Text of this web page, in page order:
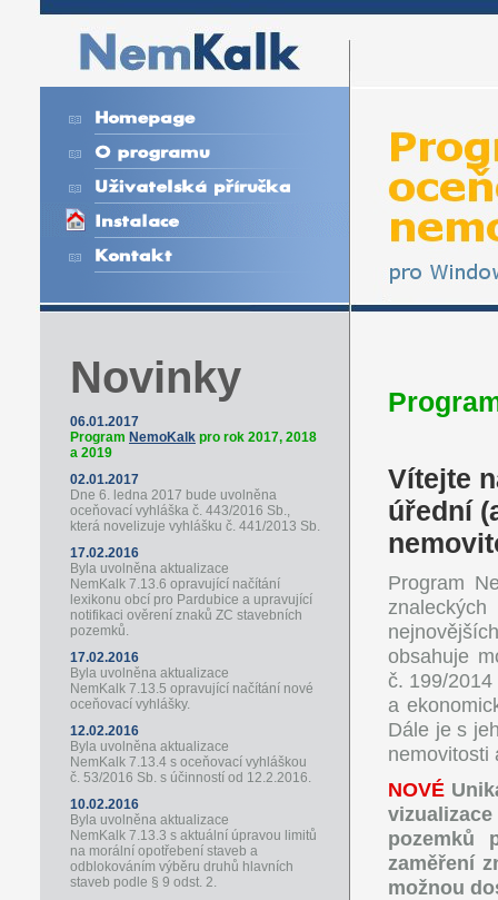
Vítejte
úřední
Program
obsahuje
č. 199/
a
Dále je s
nemovitosti
NOVÉ
pozemků
zaměření
možnou
Novinky
06.01.2017
Program NemoKalk pro rok 2017, 2018
a 2019
02.01.2017
Dne 6. ledna 2017 bude uvolněna
oceňovací vyhláška č. 443/2016 Sb.,
která novelizuje vyhlášku č. 441/2013 Sb.
17.02.2016
Byla uvolněna aktualizace
NemKalk 7.13.6 opravující načítání
lexikonu obcí pro Pardubice a upravující
notifikaci ověrení znaků ZC stavebních
pozemků.
17.02.2016
Byla uvolněna aktualizace
NemKalk 7.13.5 opravující načítání nové
oceňovací vyhlášky.
12.02.2016
Byla uvolněna aktualizace
NemKalk 7.13.4 s oceňovací vyhláškou
č. 53/2016 Sb. s účinností od 12.2.2016.
10.02.2016
Byla uvolněna aktualizace
NemKalk 7.13.3 s aktuální úpravou limitů
na morální opotřebení staveb a
odblokováním výběru druhů hlavních
staveb podle § 9 odst. 2.